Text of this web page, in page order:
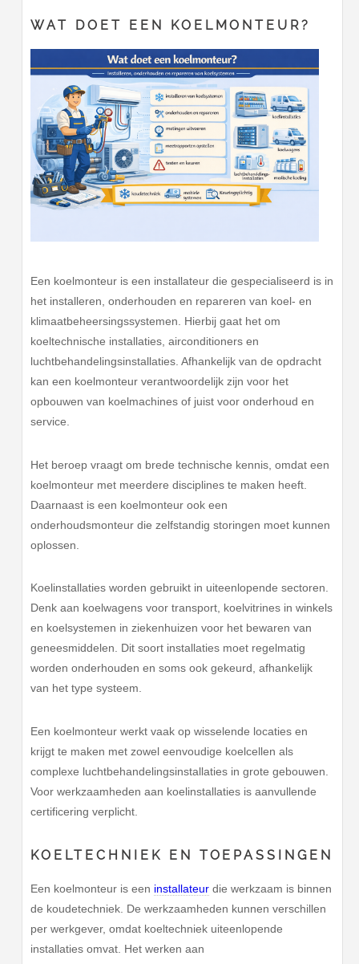
WAT DOET EEN KOELMONTEUR?
Een koelmonteur is een installateur die gespecialiseerd is in
het installeren, onderhouden en repareren van koel- en
klimaatbeheersingssystemen. Hierbij gaat het om
koeltechnische installaties, airconditioners en
luchtbehandelingsinstallaties. Afhankelijk van de opdracht
kan een koelmonteur verantwoordelijk zijn voor het
opbouwen van koelmachines of juist voor onderhoud en
service.
Het beroep vraagt om brede technische kennis, omdat een
koelmonteur met meerdere disciplines te maken heeft.
Daarnaast is een koelmonteur ook een
onderhoudsmonteur die zelfstandig storingen moet kunnen
oplossen.
Koelinstallaties worden gebruikt in uiteenlopende sectoren.
Denk aan koelwagens voor transport, koelvitrines in winkels
en koelsystemen in ziekenhuizen voor het bewaren van
geneesmiddelen. Dit soort installaties moet regelmatig
worden onderhouden en soms ook gekeurd, afhankelijk
van het type systeem.
Een koelmonteur werkt vaak op wisselende locaties en
krijgt te maken met zowel eenvoudige koelcellen als
complexe luchtbehandelingsinstallaties in grote gebouwen.
Voor werkzaamheden aan koelinstallaties is aanvullende
certificering verplicht.
KOELTECHNIEK EN TOEPASSINGEN
Een koelmonteur is een installateur die werkzaam is binnen
de koudetechniek. De werkzaamheden kunnen verschillen
per werkgever, omdat koeltechniek uiteenlopende
installaties omvat. Het werken aan